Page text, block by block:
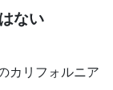
ない
カリフォルニア